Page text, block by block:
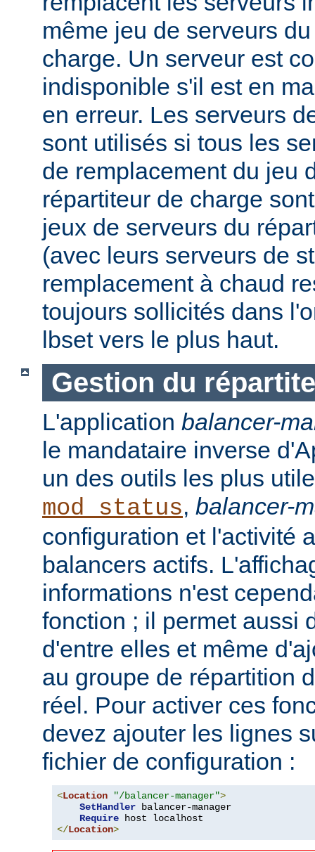
même jeu de serveurs
charge. Un serveur est
indisponible s'il est en
en erreur. Les serveurs
sont utilisés si tous les
de remplacement du jeu
répartiteur de charge
jeux de serveurs du
(avec leurs serveurs de
remplacement à chaud
toujours sollicités dans
lbset vers le plus haut.
Gestion du
L'application balancer-
le mandataire inverse
un des outils les plus
mod_status, balancer-
configuration et l'activité
balancers actifs.
informations n'est
fonction ; il permet aussi
d'entre elles et même
au groupe de répartition
réel. Pour activer ces
devez ajouter les lignes
fichier de configuration :
<Location "/balancer-manager">
SetHandler balancer-manager
Require
</Location>